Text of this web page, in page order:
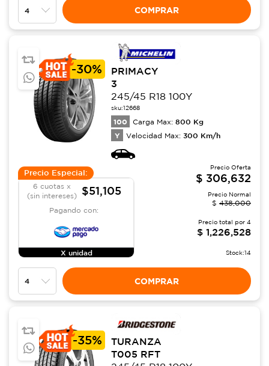
COMPRAR
-30%
PRIMACY
3
245/45 R18 100Y
sku:12668
100 Carga Max: 800 Kg
Y Velocidad Max: 300 Km/h
Precio Especial:
6 cuotas x
(sin intereses)
$51,105
Pagando con:
X unidad
Precio Oferta
$ 306,632
Precio Normal
$ 438,000
Precio total por 4
$ 1,226,528
Stock:14
COMPRAR
-35%
TURANZA
T005 RFT